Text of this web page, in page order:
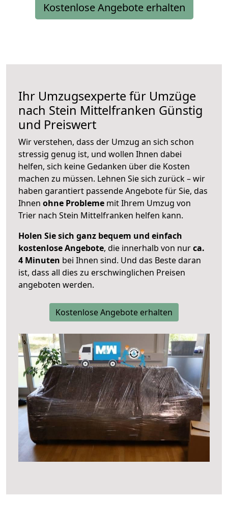
Kostenlose Angebote erhalten
Ihr Umzugsexperte für Umzüge
nach Stein Mittelfranken Günstig
und Preiswert
Wir verstehen, dass der Umzug an sich schon
stressig genug ist, und wollen Ihnen dabei
helfen, sich keine Gedanken über die Kosten
machen zu müssen. Lehnen Sie sich zurück – wir
haben garantiert passende Angebote für Sie, das
Ihnen ohne Probleme mit Ihrem Umzug von
Trier nach Stein Mittelfranken helfen kann.
Holen Sie sich ganz bequem und einfach
kostenlose Angebote, die innerhalb von nurca.
4 Minuten bei Ihnen sind. Und das Beste daran
ist, dass all dies zu erschwinglichen Preisen
angeboten werden.
Kostenlose Angebote erhalten